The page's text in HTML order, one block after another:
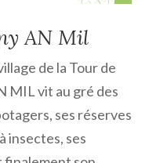
AN Mil
de la Tour de
MIL vit au gré des
ses réserves
insectes, ses